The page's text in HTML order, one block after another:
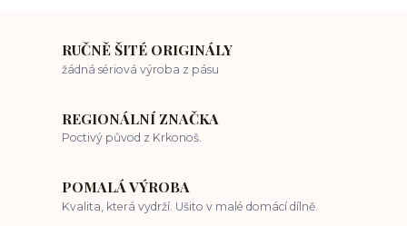
RUČNĚ ŠITÉ ORIGINÁLY
žádná sériová výroba z pásu
REGIONÁLNÍ ZNAČKA
Poctivý původ z Krkonoš.
POMALÁ VÝROBA
Kvalita, která vydrží. Ušito v malé domácí dílně.